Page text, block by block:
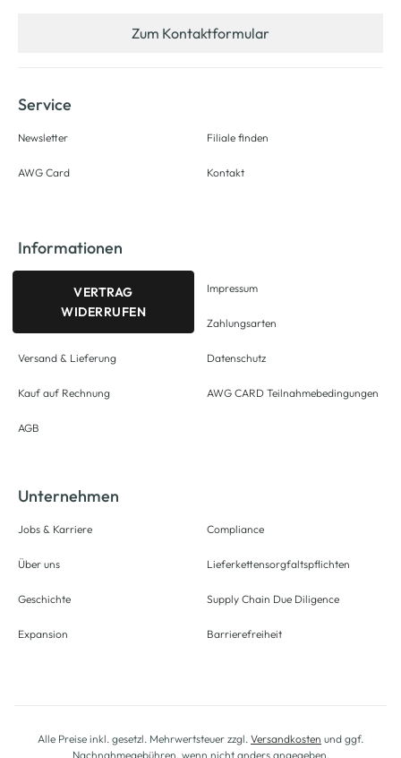
Zum Kontaktformular
Service
Newsletter
AWG Card
Filiale finden
Kontakt
Informationen
VERTRAG
WIDERRUFEN
Versand & Lieferung
Kauf auf Rechnung
AGB
Impressum
Zahlungsarten
Datenschutz
AWG CARD Teilnahmebedingungen
Unternehmen
Jobs & Karriere
Über uns
Geschichte
Expansion
Compliance
Lieferkettensorgfaltspflichten
Supply Chain Due Diligence
Barrierefreiheit
Alle Preise inkl. gesetzl. Mehrwertsteuer zzgl. Versandkosten und ggf.
Nachnahmegebühren, wenn nicht anders angegeben.